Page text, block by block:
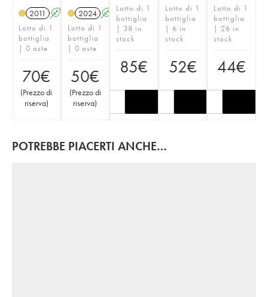
2011 A S
Lotto di 1
bottiglia
| 0 aste
70€
(Prezzo di
riserva)
2024 A S
Lotto di 1
bottiglia
| 0 aste
50€
(Prezzo di
riserva)
Lotto di 1
bottiglia
| 38 in
stock
85€
Lotto di 1
bottiglia
| 6 in
stock
52€
Lotto di 1
bottiglia
| 26 in
stock
44€
POTREBBE PIACERTI ANCHE…